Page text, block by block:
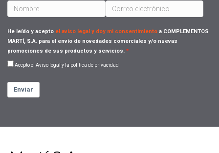
He leído y acepto el aviso legal y doy mi consentimiento a COMPLEMENTOS
MARTÍ, S.A. para el envío de novedades comerciales y/o nuevas
promociones de sus productos y servicios.
Acepto el Aviso legal y la politica de privacidad
Enviar